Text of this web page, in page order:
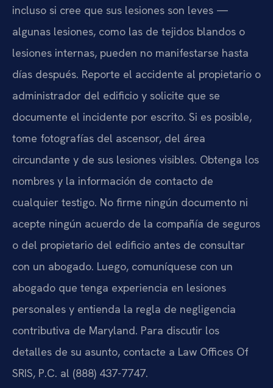
incluso si cree que sus lesiones son leves —
algunas lesiones, como las de tejidos blandos o
lesiones internas, pueden no manifestarse hasta
días después. Reporte el accidente al propietario o
administrador del edificio y solicite que se
documente el incidente por escrito. Si es posible,
tome fotografías del ascensor, del área
circundante y de sus lesiones visibles. Obtenga los
nombres y la información de contacto de
cualquier testigo. No firme ningún documento ni
acepte ningún acuerdo de la compañía de seguros
o del propietario del edificio antes de consultar
con un abogado. Luego, comuníquese con un
abogado que tenga experiencia en lesiones
personales y entienda la regla de negligencia
contributiva de Maryland. Para discutir los
detalles de su asunto, contacte a Law Offices Of
SRIS, P.C. al (888) 437-7747.